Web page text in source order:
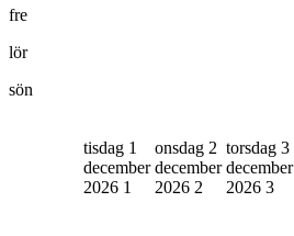
fre
lör
sön
tisdag 1
december
2026 1
onsdag 2
december
2026 2
torsdag 3
december
2026 3